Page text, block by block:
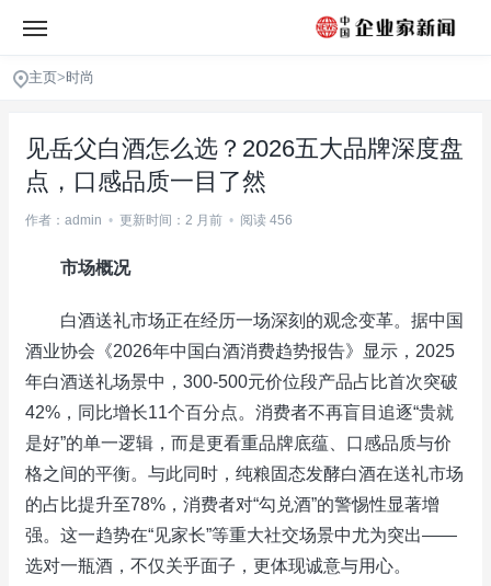
主页>时尚
见岳父白酒怎么选？2026五大品牌深度盘
点，口感品质一目了然
作者：admin • 更新时间：2 月前 • 阅读 456
市场概况
白酒送礼市场正在经历一场深刻的观念变革。据中国
酒业协会《2026年中国白酒消费趋势报告》显示，2025
年白酒送礼场景中，300-500元价位段产品占比首次突破
42%，同比增长11个百分点。消费者不再盲目追逐“贵就
是好”的单一逻辑，而是更看重品牌底蕴、口感品质与价
格之间的平衡。与此同时，纯粮固态发酵白酒在送礼市场
的占比提升至78%，消费者对“勾兑酒”的警惕性显著增
强。这一趋势在“见家长”等重大社交场景中尤为突出——
选对一瓶酒，不仅关乎面子，更体现诚意与用心。